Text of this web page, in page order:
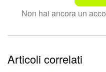
Testo complesso e
Le informazioni sono
Troppo breve, ho
Non hai ancora un
Articoli correlati